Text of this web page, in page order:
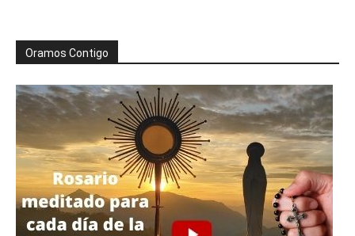
Oramos Contigo